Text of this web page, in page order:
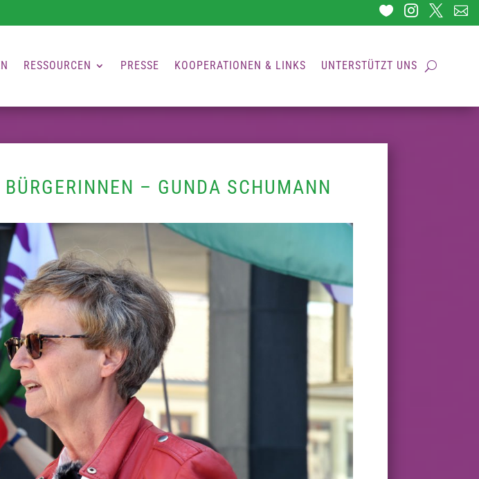




RESSOURCEN PRESSE KOOPERATIONEN & LINKS UNTERSTÜTZT UNS
– GUNDA SCHUMANN